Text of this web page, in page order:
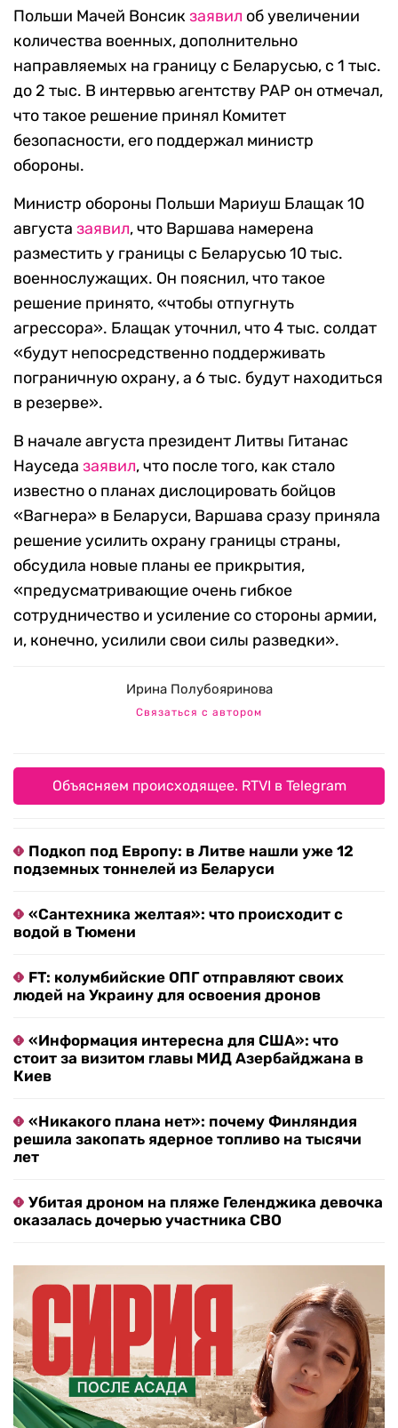
Польши Мачей Вонсикзаявил об увеличении
количества военных, дополнительно
направляемых на границу с Беларусью, с 1 тыс.
до 2 тыс. В интервью агентству PAP он отмечал,
что такое решение принял Комитет
безопасности, его поддержал министр
обороны.
Министр обороны Польши Мариуш Блащак 10
августа заявил, что Варшава намерена
разместить у границы с Беларусью 10 тыс.
военнослужащих. Он пояснил, что такое
решение принято, «чтобы отпугнуть
агрессора». Блащак уточнил, что 4 тыс. солдат
«будут непосредственно поддерживать
пограничную охрану, а 6 тыс. будут находиться
в резерве».
В начале августа президент Литвы Гитанас
Науседа заявил, что после того, как стало
известно о планах дислоцировать бойцов
«Вагнера» в Беларуси, Варшава сразу приняла
решение усилить охрану границы страны,
обсудила новые планы ее прикрытия,
«предусматривающие очень гибкое
сотрудничество и усиление со стороны армии,
и, конечно, усилили свои силы разведки».
Ирина Полубояринова
Связаться с автором
Объясняем происходящее. RTVI в Telegram
Подкоп под Европу: в Литве нашли уже 12
подземных тоннелей из Беларуси
«Сантехника желтая»: что происходит с
водой в Тюмени
FT: колумбийские ОПГ отправляют своих
людей на Украину для освоения дронов
«Информация интересна для США»: что
стоит за визитом главы МИД Азербайджана в
Киев
«Никакого плана нет»: почему Финляндия
решила закопать ядерное топливо на тысячи
лет
Убитая дроном на пляже Геленджика девочка
оказалась дочерью участника СВО